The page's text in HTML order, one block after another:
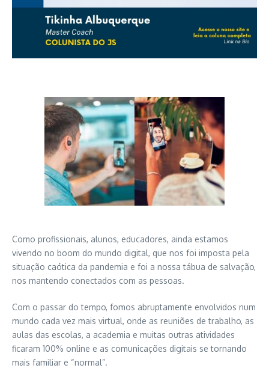
Como profissionais, alunos, educadores, ainda estamos
vivendo no boom do mundo digital, que nos foi imposta pela
situação caótica da pandemia e foi a nossatábua de salvação,
nos mantendo conectados com as pessoas.
Com o passar do tempo, fomos abruptamente envolvidos num
mundo cada vez mais virtual, onde as reuniões de trabalho, as
aulas das escolas, a academia e muitas outras atividades
ficaram 100% online e as comunicações digitais se tornando
mais familiar e “normal”.